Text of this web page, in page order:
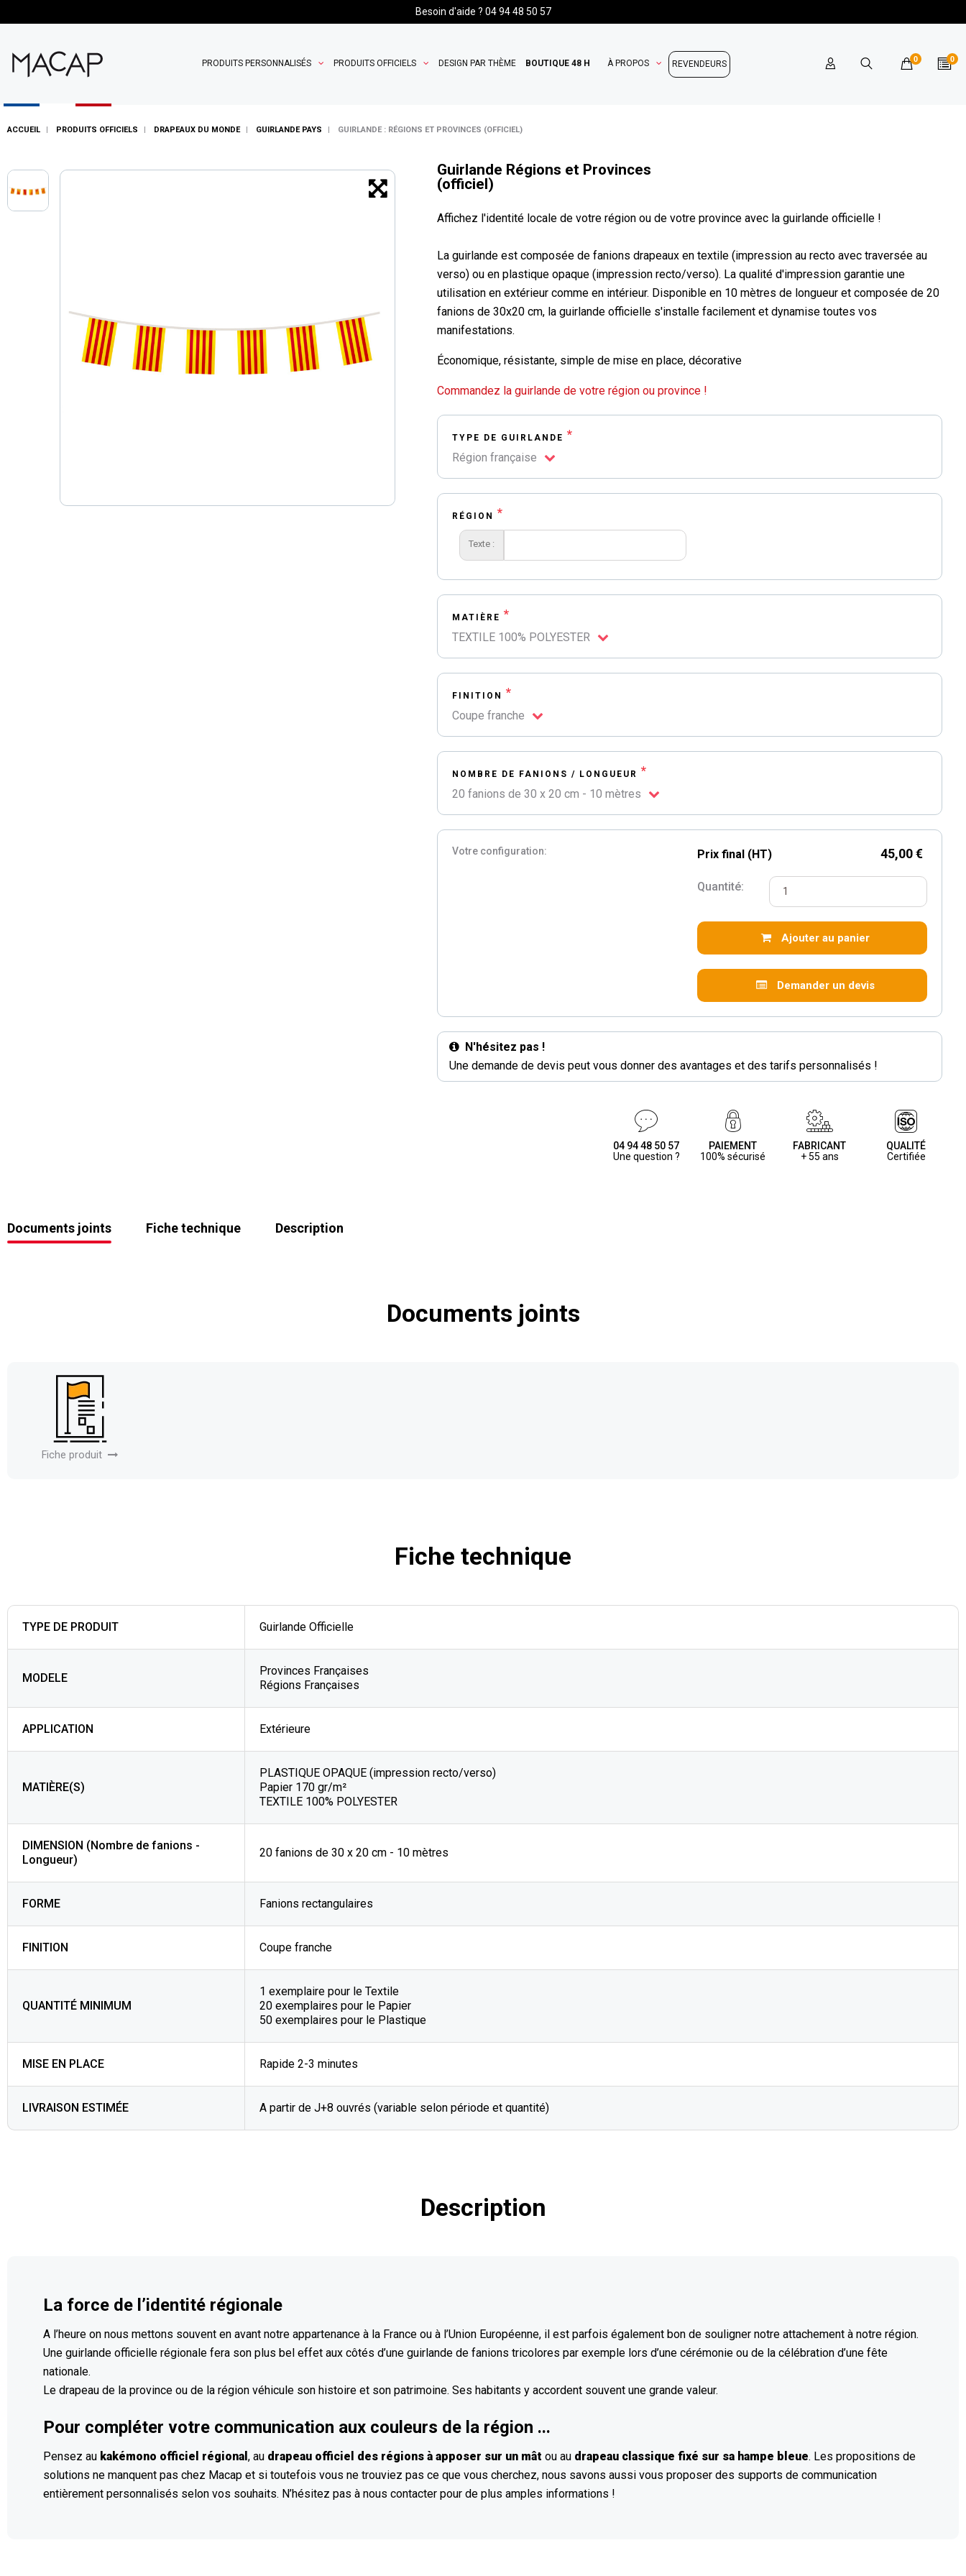
Besoin d'aide ? 04 94 48 50 57
PRODUITS PERSONNALISÉS PRODUITS OFFICIELS DESIGN PAR THÈME BOUTIQUE 48 H À PROPOS REVENDEURS
0 0
ACCUEIL PRODUITS OFFICIELS DRAPEAUX DU MONDE GUIRLANDE PAYS GUIRLANDE : RÉGIONS ET PROVINCES (OFFICIEL)
Guirlande Régions et Provinces
(officiel)
Affichez l'identité locale de votre région ou de votre province avec la guirlande officielle !
La guirlande est composée de fanions drapeaux en textile (impression au recto avec traversée au
verso) ou en plastique opaque (impression recto/verso). La qualité d'impression garantie une
utilisation en extérieur comme en intérieur. Disponible en 10 mètres de longueur et composée de 20
fanions de 30x20 cm, la guirlande officielle s'installe facilement et dynamise toutes vos
manifestations.
Économique, résistante, simple de mise en place, décorative
Commandez la guirlande de votre région ou province !
TYPE DE GUIRLANDE *
Région française
RÉGION *
Texte :
MATIÈRE *
TEXTILE 100% POLYESTER
FINITION *
Coupe franche
NOMBRE DE FANIONS / LONGUEUR *
20 fanions de 30 x 20 cm - 10 mètres
Votre configuration: Prix final (HT) 45,00 €
Quantité:
Ajouter au panier
Demander un devis
N'hésitez pas !
Une demande de devis peut vous donner des avantages et des tarifs personnalisés !
04 94 48 50 57
Une question ?
PAIEMENT
100% sécurisé
FABRICANT
+ 55 ans
QUALITÉ
Certifiée
Documents joints Fiche technique Description
Documents joints
Fiche produit
Fiche technique
TYPE DE PRODUIT Guirlande Officielle
MODELE
Provinces Françaises
Régions Françaises
APPLICATION Extérieure
MATIÈRE(S)
PLASTIQUE OPAQUE (impression recto/verso)
Papier 170 gr/m²
TEXTILE 100% POLYESTER
DIMENSION (Nombre de fanions -
Longueur)
20 fanions de 30 x 20 cm - 10 mètres
FORME Fanions rectangulaires
FINITION Coupe franche
QUANTITÉ MINIMUM
1 exemplaire pour le Textile
20 exemplaires pour le Papier
50 exemplaires pour le Plastique
MISE EN PLACE Rapide 2-3 minutes
LIVRAISON ESTIMÉE A partir de J+8 ouvrés (variable selon période et quantité)
Description
La force de l’identité régionale
A l’heure on nous mettons souvent en avant notre appartenance à la France ou à l’Union Européenne, il est parfois également bon de souligner notre attachement à notre région.
Une guirlande officielle régionale fera son plus bel effet aux côtés d’une guirlande de fanions tricolores par exemple lors d’une cérémonie ou de la célébration d’une fête
nationale.
Le drapeau de la province ou de la région véhicule son histoire et son patrimoine. Ses habitants y accordent souvent une grande valeur.
Pour compléter votre communication aux couleurs de la région ...
Pensez au kakémono officiel régional , au drapeau officiel des régions à apposer sur un mât ou au drapeau classique fixé sur sa hampe bleue. Les propositions de
solutions ne manquent pas chez Macap et si toutefois vous ne trouviez pas ce que vous cherchez, nous savons aussi vous proposer des supports de communication
entièrement personnalisés selon vos souhaits. N’hésitez pas à nous contacter pour de plus amples informations !